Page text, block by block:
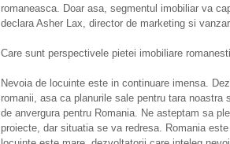
romaneasca. Doar asa, segmentul imobiliar va
declara Asher Lax, director de marketing si
Care sunt perspectivele pietei imobiliare
Nevoia de locuinte este in continuare imensa.
romanii, asa ca planurile sale pentru tara
de anvergura pentru Romania. Ne asteptam sa
proiecte, dar situatia se va redresa. Romania